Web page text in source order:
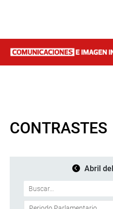
CONTRASTES
Abril